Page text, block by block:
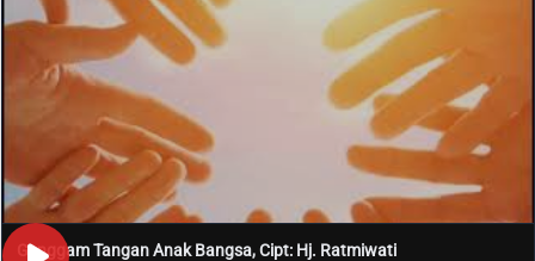
Genggam Tangan Anak Bangsa, Cipt: Hj. Ratmiwati